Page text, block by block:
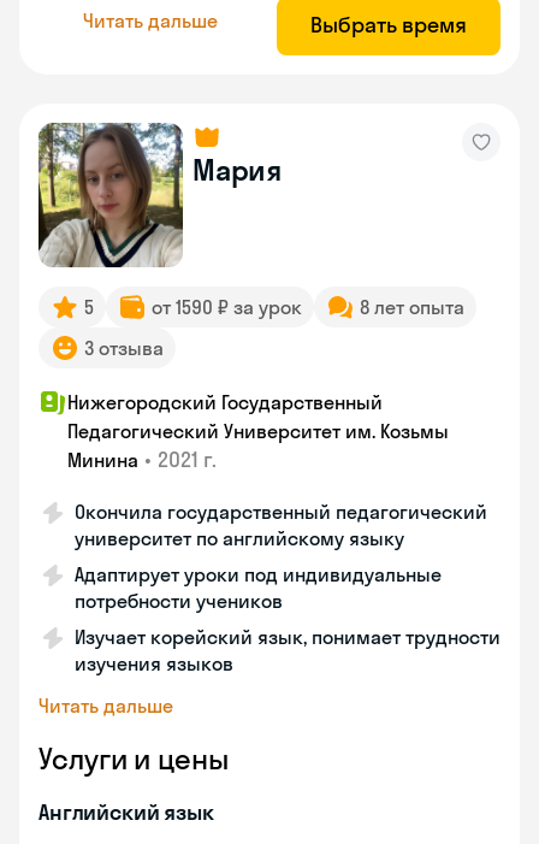
Читать дальше Выбрать время
Мария
5 от 1590 ₽ за урок
8 лет опыта
3 отзыва
Нижегородский Государственный
Педагогический Университет им. Козьмы
Минина • 2021 г.
Окончила государственный педагогический
университет по английскому языку
Адаптирует уроки под индивидуальные
потребности учеников
Изучает корейский язык, понимает трудности
изучения языков
Читать дальше
Услуги и цены
Английский язык